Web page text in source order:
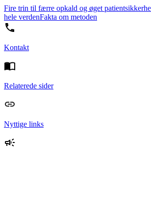
Fire trin til færre opkald og øget
hele verdenFakta om metoden
Kontakt
Relaterede sider
Nyttige links